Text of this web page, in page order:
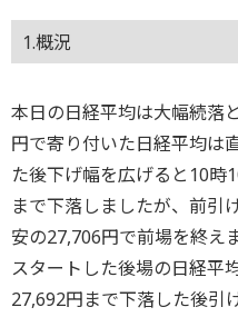
1.概況
本日の日経平均は大幅続落
円で寄り付いた日経平均は
た後下げ幅を広げると10時
まで下落しましたが、前引
安の27,706円で前場を終え
スタートした後場の日経平
27,692円まで下落した後引